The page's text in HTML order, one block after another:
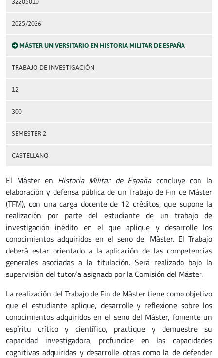
32205010
2025/2026
MÁSTER UNIVERSITARIO EN HISTORIA MILITAR DE ESPAÑA
TRABAJO DE INVESTIGACIÓN
12
300
SEMESTER 2
CASTELLANO
El Máster en Historia Militar de Españaconcluye con la
elaboración y defensa pública de un Trabajo de Fin de Máster
(TFM), con una carga docente de 12 créditos, que supone la
realización por parte del estudiante de un trabajo de
investigación inédito en el que aplique y desarrolle los
conocimientos adquiridos en el seno del Máster. El Trabajo
deberá estar orientado a la aplicación de las competencias
generales asociadas a la titulación. Será realizado bajo la
supervisión del tutor/a asignado por la Comisión del Máster.
La realización del Trabajo de Fin de Máster tiene como objetivo
que el estudiante aplique, desarrolle y reflexione sobre los
conocimientos adquiridos en el seno del Máster, fomente un
espíritu crítico y científico, practique y demuestre su
capacidad investigadora, profundice en las capacidades
cognitivas adquiridas y desarrolle otras como la de defender